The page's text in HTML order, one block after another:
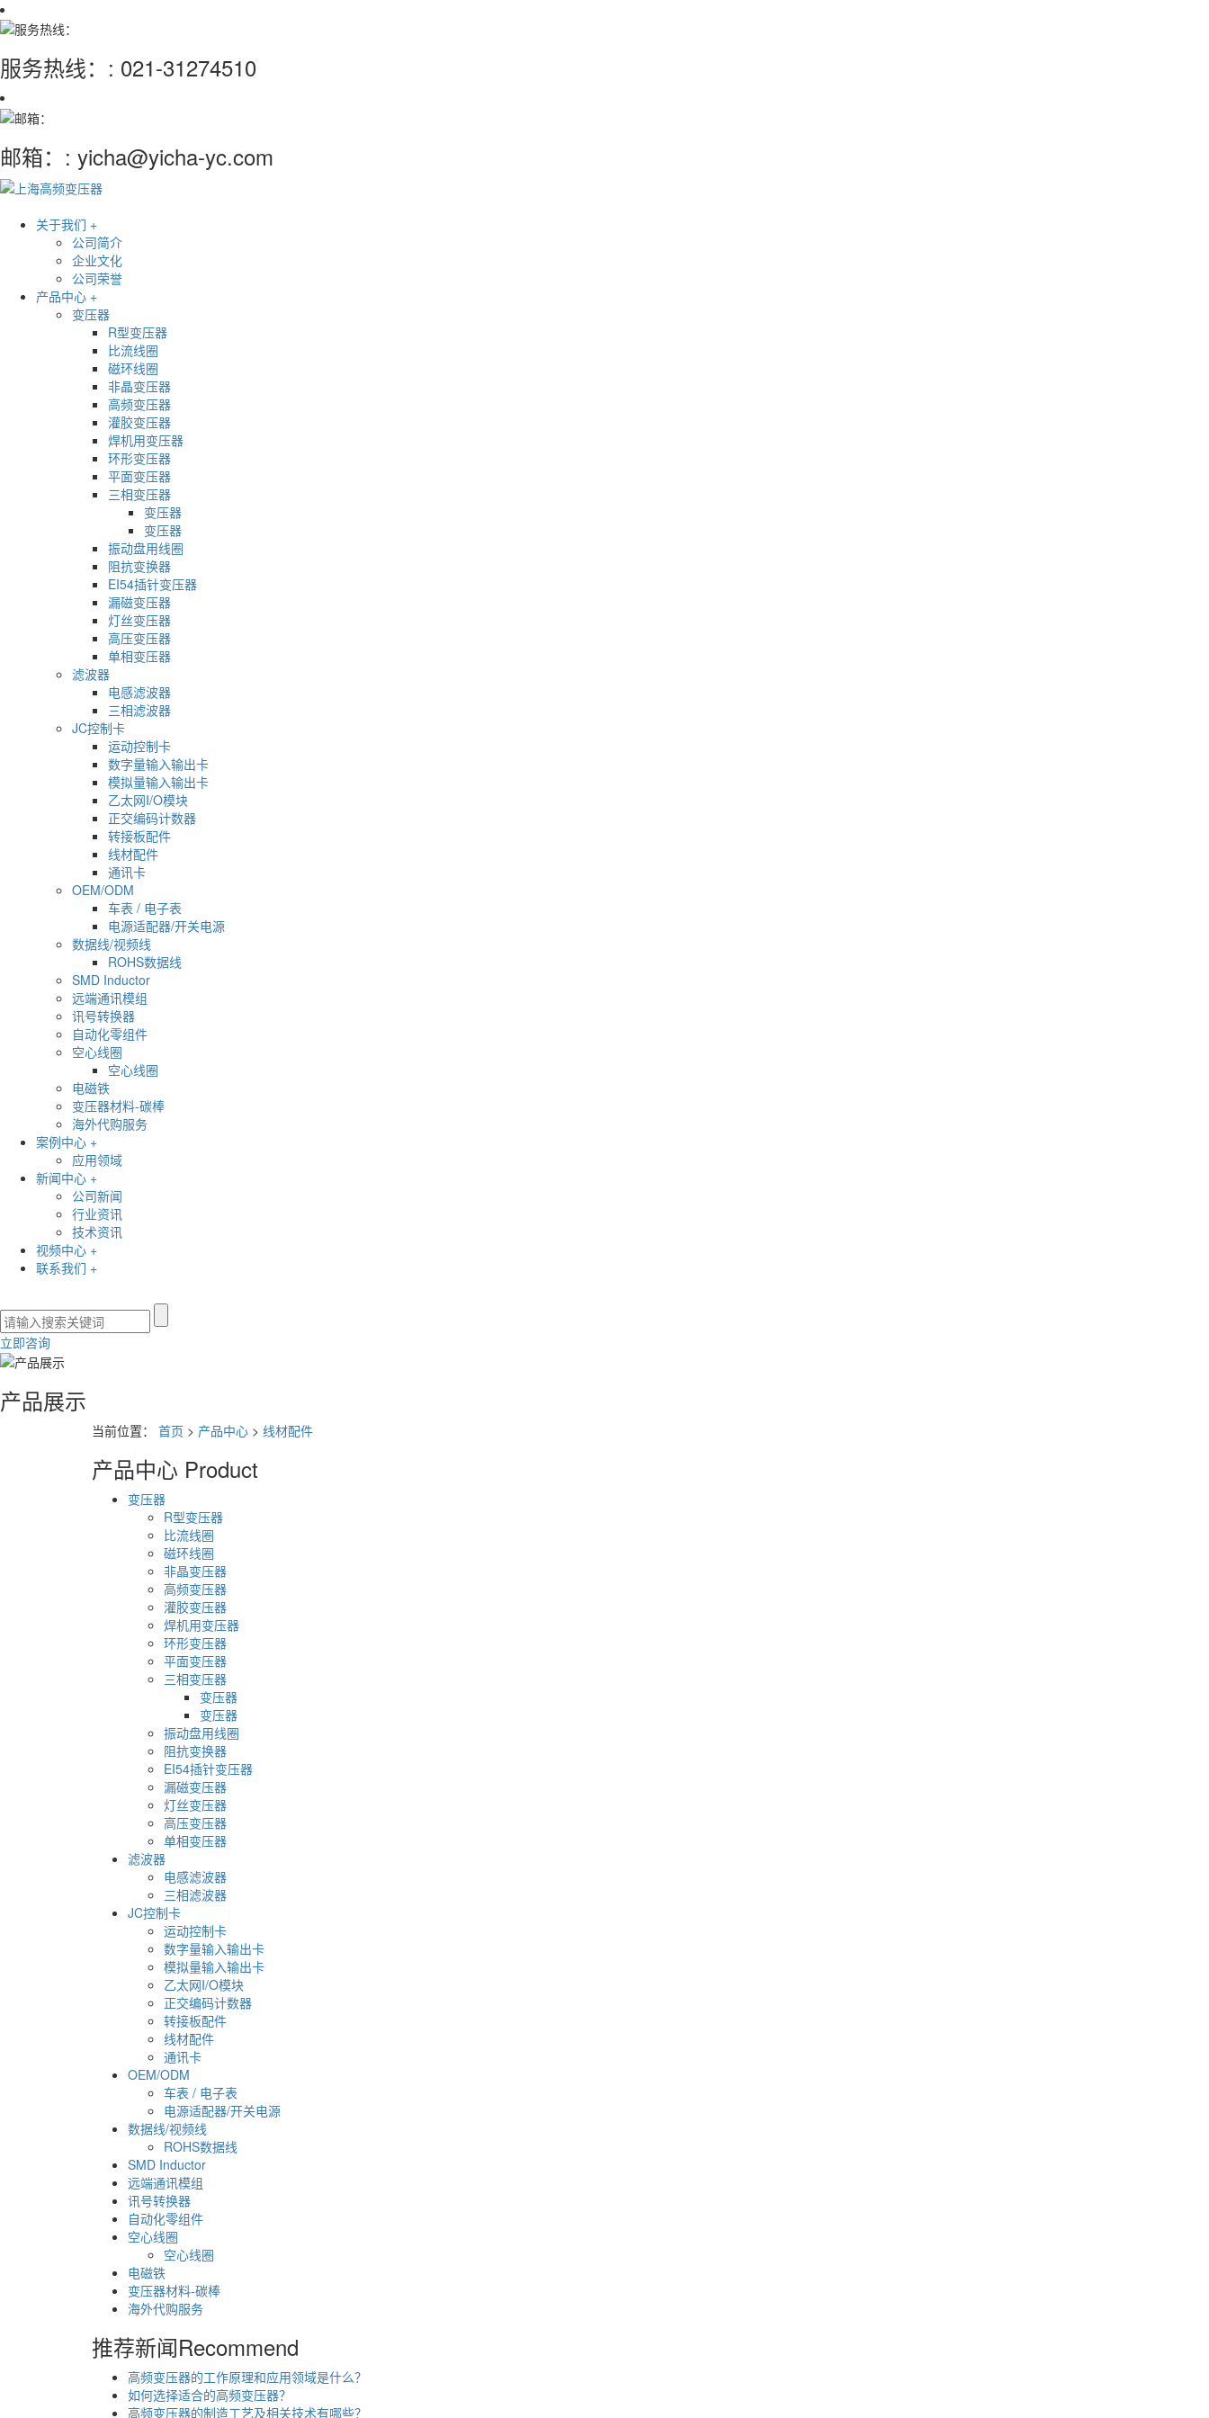
服务热线：: 021-31274510
邮箱：: yicha@yicha-yc.com
关于我们 +
公司简介
企业文化
公司荣誉
产品中心 +
变压器
R型变压器
比流线圈
磁环线圈
非晶变压器
高频变压器
灌胶变压器
焊机用变压器
环形变压器
平面变压器
三相变压器
变压器
变压器
振动盘用线圈
阻抗变换器
EI54插针变压器
漏磁变压器
灯丝变压器
高压变压器
单相变压器
滤波器
电感滤波器
三相滤波器
JC控制卡
运动控制卡
数字量输入输出卡
模拟量输入输出卡
乙太网I/O模块
正交编码计数器
转接板配件
线材配件
通讯卡
OEM/ODM
车表 / 电子表
电源适配器/开关电源
数据线/视频线
ROHS数据线
SMD Inductor
远端通讯模组
讯号转换器
自动化零组件
空心线圈
空心线圈
电磁铁
变压器材料-碳棒
海外代购服务
案例中心 +
应用领域
新闻中心 +
公司新闻
行业资讯
技术资讯
视频中心 +
联系我们 +
立即咨询
产品展示
当前位置： 首页 > 产品中心 > 线材配件
产品中心 Product
变压器
R型变压器
比流线圈
磁环线圈
非晶变压器
高频变压器
灌胶变压器
焊机用变压器
环形变压器
平面变压器
三相变压器
变压器
变压器
振动盘用线圈
阻抗变换器
EI54插针变压器
漏磁变压器
灯丝变压器
高压变压器
单相变压器
滤波器
电感滤波器
三相滤波器
JC控制卡
运动控制卡
数字量输入输出卡
模拟量输入输出卡
乙太网I/O模块
正交编码计数器
转接板配件
线材配件
通讯卡
OEM/ODM
车表 / 电子表
电源适配器/开关电源
数据线/视频线
ROHS数据线
SMD Inductor
远端通讯模组
讯号转换器
自动化零组件
空心线圈
空心线圈
电磁铁
变压器材料-碳棒
海外代购服务
推荐新闻Recommend
高频变压器的工作原理和应用领域是什么？
如何选择适合的高频变压器？
高频变压器的制造工艺及相关技术有哪些？